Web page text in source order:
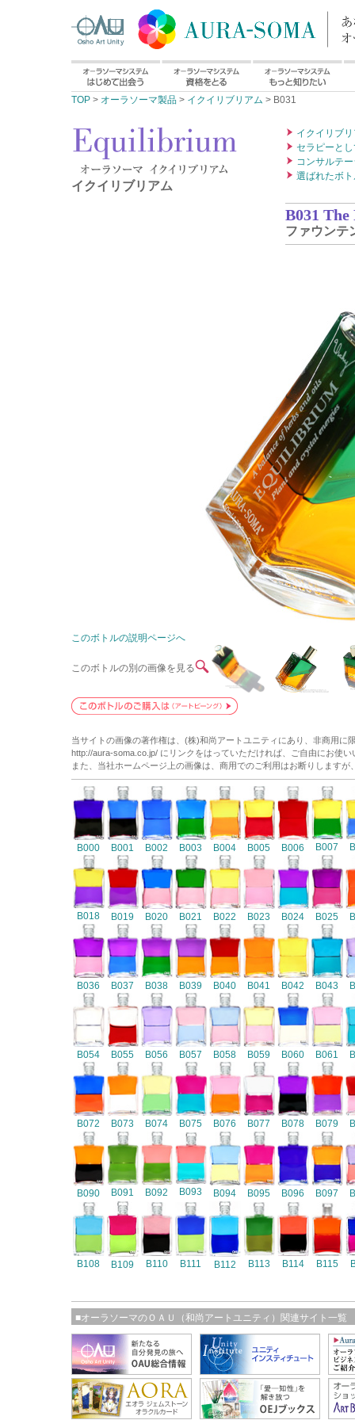
TOP > オーラソーマ製品 > イクイリブリアム > B031
イクイリブリアム
イクイリブ
セラピーと
コンサルテ
選ばれたボ
B031
ファウンテ
このボトルの説明ページへ
このボトルの別の画像を見る
当サイトの画像の著作権は、(株)和尚アートユニティにあり、非商用
http://aura-soma.co.jp/ にリンクをはっていただければ、ご自由にお使い
また、当社ホームページ上の画像は、商用でのご利用はお断りします
B000 B001 B002 B003 B004 B005 B006 B007
B018 B019 B020 B021 B022 B023 B024 B025
B036 B037 B038 B039 B040 B041 B042 B043
B054 B055 B056 B057 B058 B059 B060 B061
B072 B073 B074 B075 B076 B077 B078 B079
B090 B091 B092 B093 B094 B095 B096 B097
B108 B109 B110 B111 B112 B113 B114 B115
■オーラソーマのＯＡＵ（和尚アートユニティ）関連サイト一覧